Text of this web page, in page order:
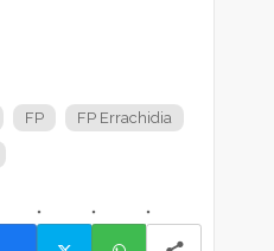
FP FP Errachidia